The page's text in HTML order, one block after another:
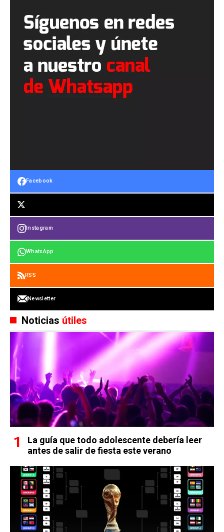
Facebook
Instagram
WhatsApp
RSS
Newsletter
Noticias útiles
La guía que todo adolescente debería leer
antes de salir de fiesta este verano